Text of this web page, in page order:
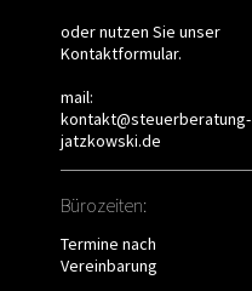
oder nutzen Sie unser
Kontaktformular.
mail:
kontakt@steuerberatung-
jatzkowski.de
Bürozeiten:
Termine nach
Vereinbarung